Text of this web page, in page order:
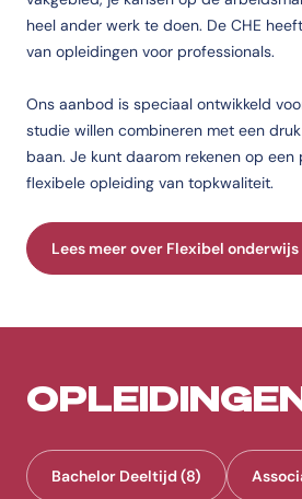
heel ander werk te doen. De CHE
van opleidingen voor professionals.
Ons aanbod is speciaal ontwikkeld
studie willen combineren met een
baan. Je kunt daarom rekenen op een
flexibele opleiding van topkwaliteit.
Lees meer over Flexibel onderwijs
Bachelor Deeltijd (8)